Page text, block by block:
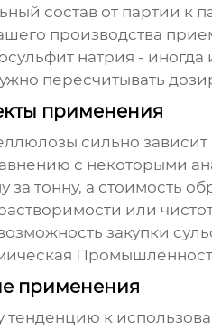
состав от партии
производства
натрия - иногда
пересчитывать
применения
сильно
с некоторыми
за тонну, а стоимость
или
закупки
применения
к